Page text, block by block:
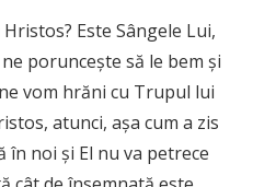
Este Sângele Lui,
porunceşte să le bem şi
vom hrăni cu Trupul lui
atunci, aşa cum a zis
în noi şi El nu va petrece